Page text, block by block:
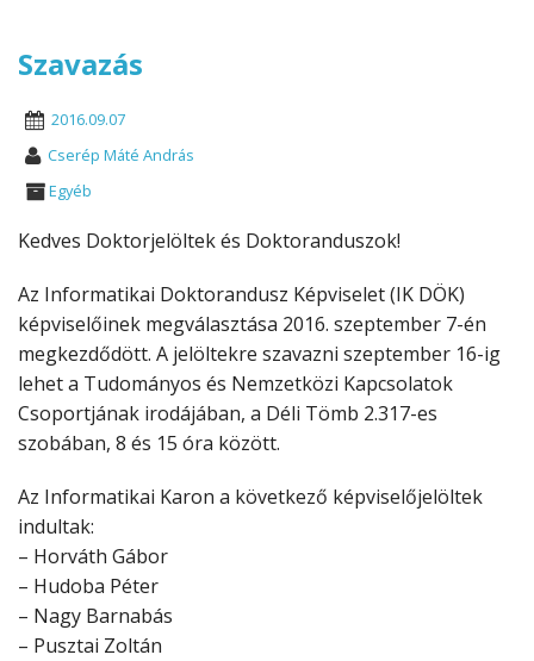
Szavazás
2016.09.07
Cserép Máté András
Egyéb
Kedves Doktorjelöltek és Doktoranduszok!
Az Informatikai Doktorandusz Képviselet (IK DÖK)
képviselőinek megválasztása 2016. szeptember 7-én
megkezdődött. A jelöltekre szavazni szeptember 16-ig
lehet a Tudományos és Nemzetközi Kapcsolatok
Csoportjának irodájában, a Déli Tömb 2.317-es
szobában, 8 és 15 óra között.
Az Informatikai Karon a következő képviselőjelöltek
indultak:
– Horváth Gábor
– Hudoba Péter
– Nagy Barnabás
– Pusztai Zoltán